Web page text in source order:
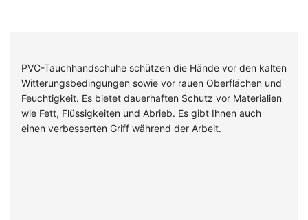
PVC-Tauchhandschuhe schützen die Hände vor den kalten
Witterungsbedingungen sowie vor rauen Oberflächen und
Feuchtigkeit. Es bietet dauerhaften Schutz vor Materialien
wie Fett, Flüssigkeiten und Abrieb. Es gibt Ihnen auch
einen verbesserten Griff während der Arbeit.